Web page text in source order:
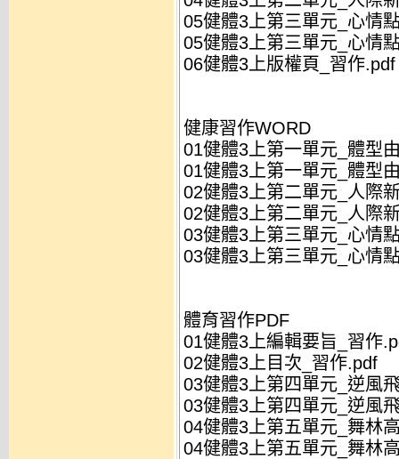
05健體3上第三單元_心情
05健體3上第三單元_心情
06健體3上版權頁_習作.pdf
健康習作WORD
01健體3上第一單元_體型
01健體3上第一單元_體型
02健體3上第二單元_人際
02健體3上第二單元_人際
03健體3上第三單元_心情
03健體3上第三單元_心情
體育習作PDF
01健體3上編輯要旨_習作
02健體3上目次_習作.pdf
03健體3上第四單元_逆風
03健體3上第四單元_逆風
04健體3上第五單元_舞林
04健體3上第五單元_舞林